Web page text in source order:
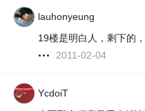
lauhonyeung
19楼是明白人，剩下的
2011-02-04
YcdoiT